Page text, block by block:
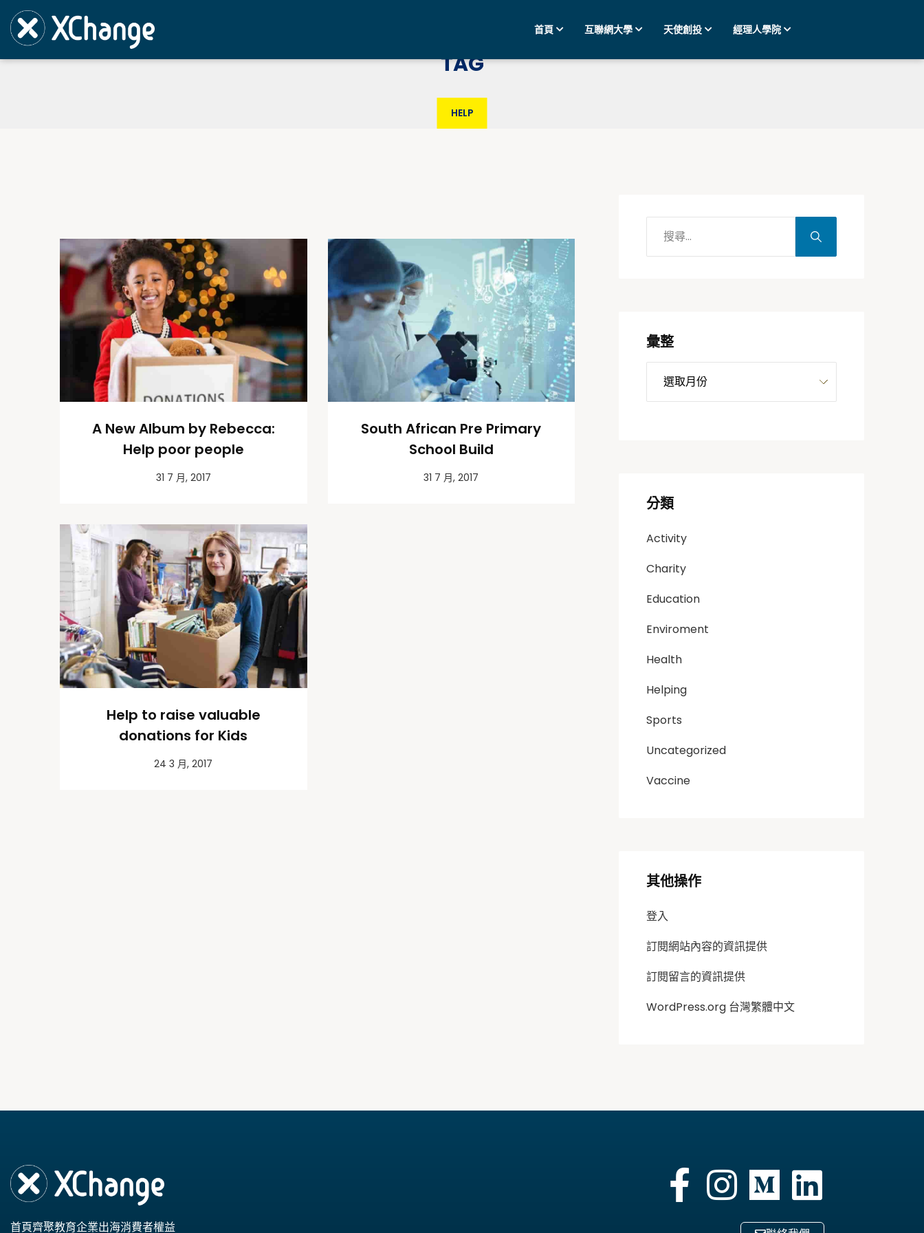
首頁 互聯網大學 天使創投 經理人學院
TAG
HELP
A New Album by Rebecca:
Help poor people
31 7 月, 2017
South African Pre Primary
School Build
31 7 月, 2017
Help to raise valuable
donations for Kids
24 3 月, 2017
彙整
分類
Activity
Charity
Education
Enviroment
Health
Helping
Sports
Uncategorized
Vaccine
其他操作
登入
訂閱網站內容的資訊提供
訂閱留言的資訊提供
WordPress.org 台灣繁體中文
首頁齊聚教育企業出海消費者權益